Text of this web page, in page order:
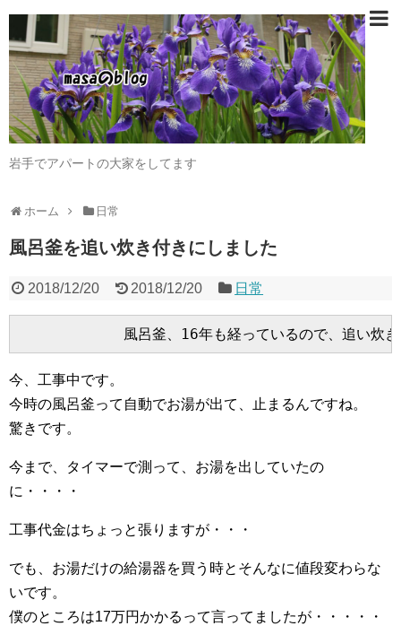
岩手でアパートの大家をしてます
ホーム 日常
風呂釜を追い炊き付きにしました
2018/12/20 2018/12/20 日常
今、工事中です。
今時の風呂釜って自動でお湯が出て、止まるんですね。
驚きです。
今まで、タイマーで測って、お湯を出していたの
に・・・・
工事代金はちょっと張りますが・・・
でも、お湯だけの給湯器を買う時とそんなに値段変わらな
いです。
僕のところは17万円かかるって言ってましたが・・・・・